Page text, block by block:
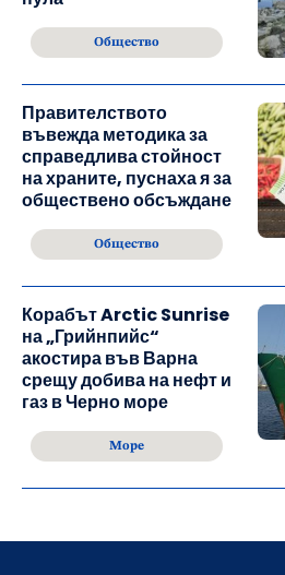
Общество
Правителството
въвежда методика за
справедлива стойност
на храните, пуснаха я за
обществено обсъждане
Общество
Корабът Arctic Sunrise
на „Грийнпийс“
акостира във Варна
срещу добива на нефт и
газ в Черно море
Море